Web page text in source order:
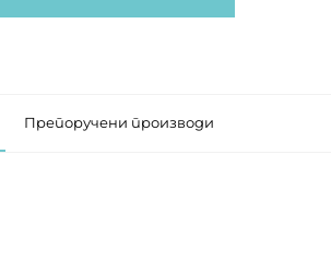
Препоручени производи